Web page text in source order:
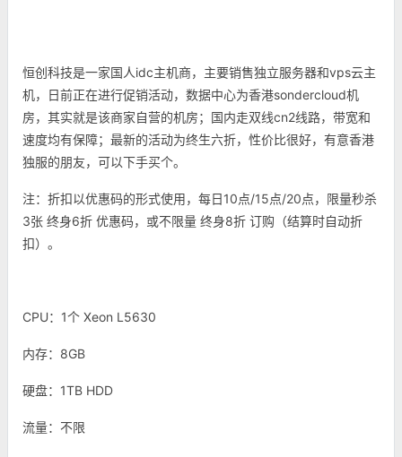
恒创科技是一家国人idc主机商，主要销售独立服务器和vps云主
机，日前正在进行促销活动，数据中心为香港sondercloud机
房，其实就是该商家自营的机房；国内走双线cn2线路，带宽和
速度均有保障；最新的活动为终生六折，性价比很好，有意香港
独服的朋友，可以下手买个。
注：折扣以优惠码的形式使用，每日10点/15点/20点，限量秒杀
3张 终身6折 优惠码，或不限量 终身8折 订购（结算时自动折
扣）。
CPU：1个 Xeon L5630
内存：8GB
硬盘：1TB HDD
流量：不限